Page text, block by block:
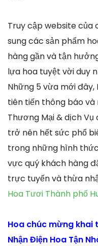
Truy cập website của
sung các sản phẩm
hàng gần và tận
lựa hoa tuyệt vời duy
Những 5 vừa mới đây,
tiên tiến thông báo và
Thương Mại & dịch
trở nên hết sức phổ
trong những hình
vực quý khách hàng
trực tuyến và thừa
Hoa Tươi Thành phố
Hoa chúc mừng khai
Nhận Điện Hoa Tận